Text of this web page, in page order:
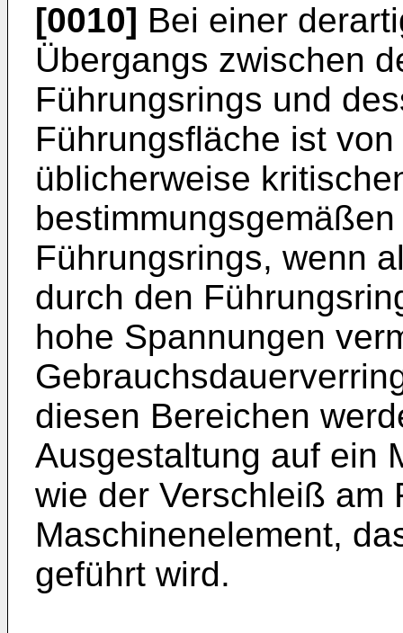
[0010] Bei einer
Übergangs zwischen
Führungsrings und
Führungsfläche ist
üblicherweise
Führungsrings, wenn
durch den
hohe Spannungen
diesen Bereichen
Ausgestaltung auf ein
wie der Verschleiß am
Maschinenelement,
geführt wird.